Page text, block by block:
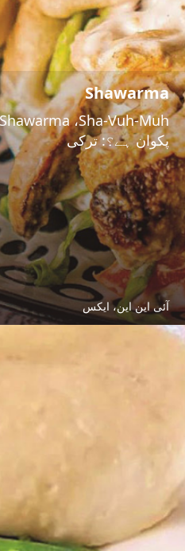
Shawarma
پکوان ہے؟: ترکی
آئی این این، ایکس